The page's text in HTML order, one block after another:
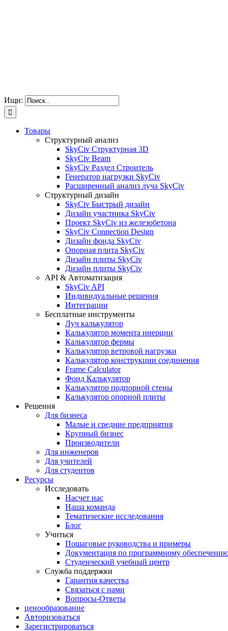
Ищи:
Товары
Структурный анализ
SkyCiv Структурная 3D
SkyCiv Beam
SkyCiv Раздел Строитель
Генератор нагрузки SkyCiv
Расширенный анализ луча SkyCiv
Структурный дизайн
SkyCiv Быстрый дизайн
Дизайн участника SkyCiv
Проект SkyCiv из железобетона
SkyCiv Connection Design
Дизайн фонда SkyCiv
Опорная плита SkyCiv
Дизайн плиты SkyCiv
Дизайн плиты SkyCiv
API & Автоматизация
SkyCiv API
Индивидуальные решения
Интеграции
Бесплатные инструменты
Луч калькулятор
Калькулятор момента инерции
Калькулятор фермы
Калькулятор ветровой нагрузки
Калькулятор конструкции соединения
Frame Calculator
Фонд Калькулятор
Калькулятор подпорной стены
Калькулятор опорной плиты
Решения
Для бизнеса
Малые и средние предприятия
Крупный бизнес
Производители
Для инженеров
Для учителей
Для студентов
Ресурсы
Исследовать
Насчет нас
Наша команда
Тематические исследования
Блог
Учиться
Пошаговые руководства и примеры
Документация по программному
Студенческий учебный центр
Служба поддержки
Гарантия качества
Связаться с нами
Вопросы-Ответы
ценообразование
Авторизоваться
Зарегистрироваться